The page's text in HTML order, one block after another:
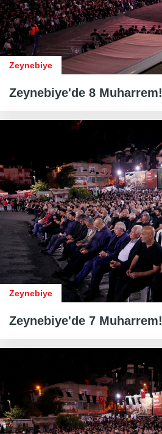
Zeynebiye
Zeynebiye'de 8 Muharrem!
Zeynebiye
Zeynebiye'de 7 Muharrem!